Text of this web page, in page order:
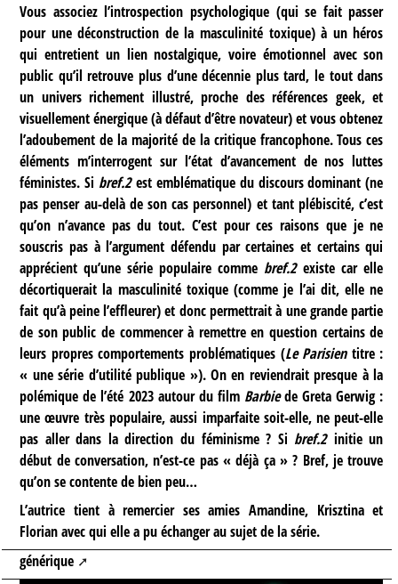
Vous associez l’introspection psychologique (qui se fait passer
pour une déconstruction de la masculinité toxique) à un héros
qui entretient un lien nostalgique, voire émotionnel avec son
public qu’il retrouve plus d’une décennie plus tard, le tout dans
un univers richement illustré, proche des références geek, et
visuellement énergique (à défaut d’être novateur) et vous obtenez
l’adoubement de la majorité de la critique francophone. Tous ces
éléments m’interrogent sur l’état d’avancement de nos luttes
féministes. Si bref.2est emblématique du discours dominant (ne
pas penser au-delà de son cas personnel) et tant plébiscité, c’est
qu’on n’avance pas du tout. C’est pour ces raisons que je ne
souscris pas à l’argument défendu par certaines et certains qui
apprécient qu’une série populaire comme bref.2existe car elle
décortiquerait la masculinité toxique (comme je l’ai dit, elle ne
fait qu’à peine l’effleurer) et donc permettrait à une grande partie
de son public de commencer à remettre en question certains de
leurs propres comportements problématiques (Le Parisientitre :
« une série d’utilité publique »). On en reviendrait presque à la
polémique de l’été 2023 autour du film Barbiede Greta Gerwig :
une œuvre très populaire, aussi imparfaite soit-elle, ne peut-elle
pas aller dans la direction du féminisme ? Si bref.2initie un
début de conversation, n’est-ce pas « déjà ça » ? Bref, je trouve
qu’on se contente de bien peu…
L’autrice tient à remercier ses amies Amandine, Krisztina et
Florian avec qui elle a pu échanger au sujet de la série.
générique